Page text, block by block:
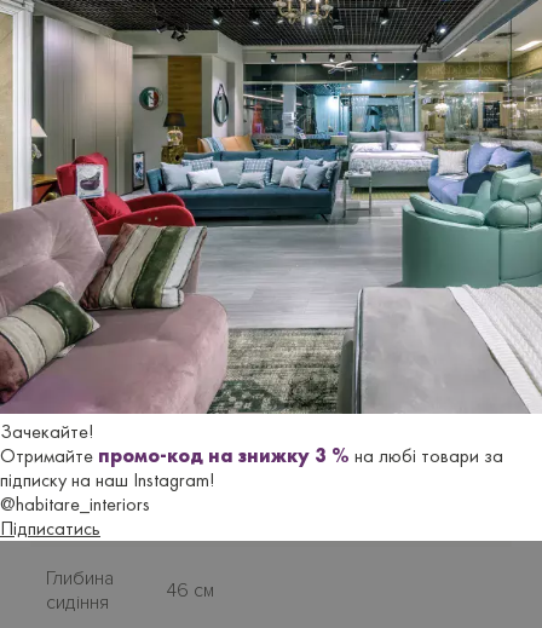
Зачекайте!
Отримайте промо-код на знижку 3 % на любі товари за
підписку на наш Instagram!
@habitare_interiors
Підписатись
Ціна стільців GINGER на сайті вказана iз розрахунку
розміщення замовленнявід 4-х штукв оббивці з
Гарантійний термін - 18 місяців.
Характеристики
Бренд FAMA SOFAS
Країна-
Iспанiя
Стиль Сучасний
Версія
Глибина
сидіння
46 см